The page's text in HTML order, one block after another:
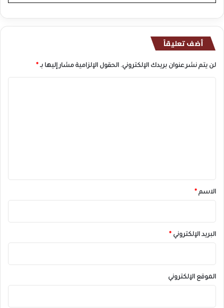
أضف تعليقاً
لن يتم نشر عنوان بريدك الإلكتروني. الحقول الإلزامية مشار إليها بـ *
*
الاسم *
البريد الإلكتروني *
الموقع الإلكتروني